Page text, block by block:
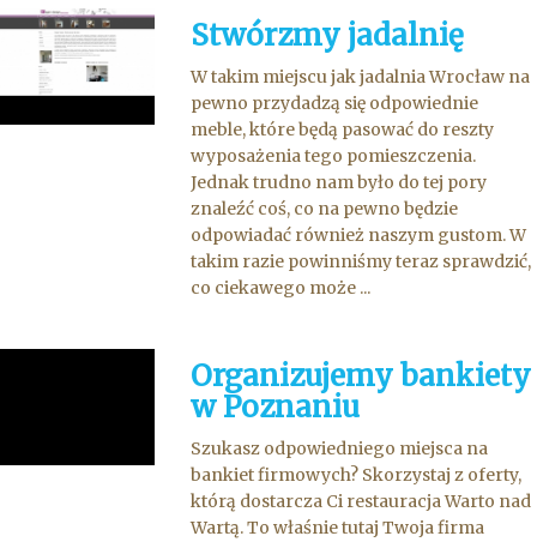
Stwórzmy jadalnię
W takim miejscu jak jadalnia Wrocław na
pewno przydadzą się odpowiednie
meble, które będą pasować do reszty
wyposażenia tego pomieszczenia.
Jednak trudno nam było do tej pory
znaleźć coś, co na pewno będzie
odpowiadać również naszym gustom. W
takim razie powinniśmy teraz sprawdzić,
co ciekawego może ...
Organizujemy bankiety
w Poznaniu
Szukasz odpowiedniego miejsca na
bankiet firmowych? Skorzystaj z oferty,
którą dostarcza Ci restauracja Warto nad
Wartą. To właśnie tutaj Twoja firma